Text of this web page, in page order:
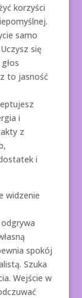
korzyści
samo
się
to jasność
i
z
i
widzenie
spokój
Szuka
Wejście w